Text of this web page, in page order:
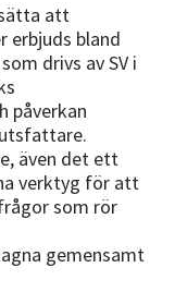
att
erbjuds bland
drivs av SV i
påverkan
även det ett
verktyg för att
som rör
gemensamt